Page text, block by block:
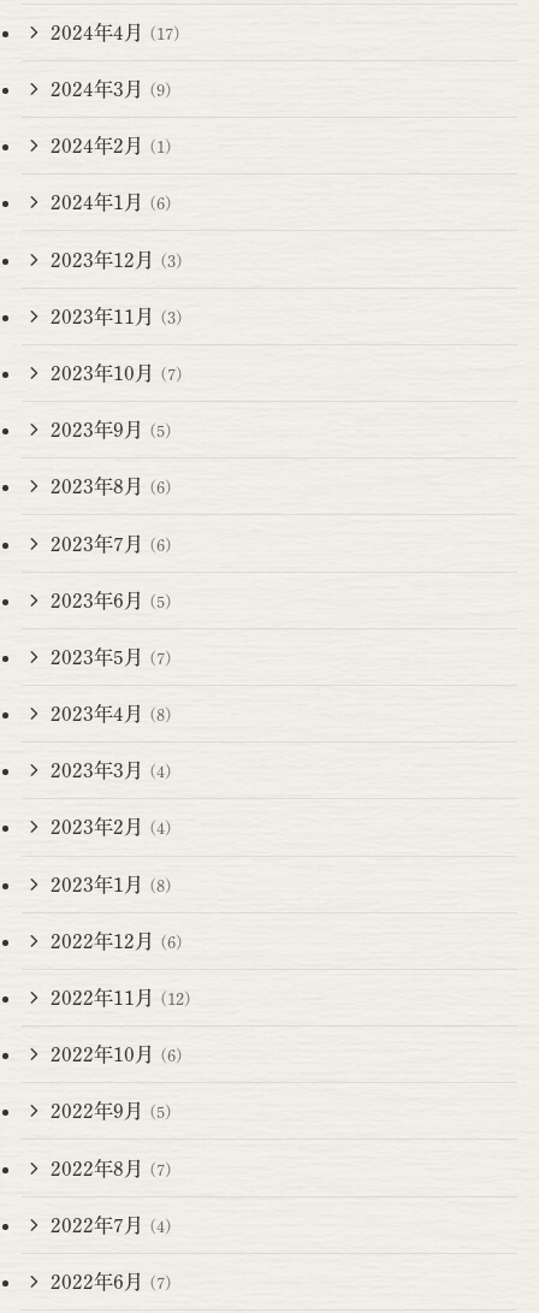
2024年4月 (17)
2024年3月 (9)
2024年2月 (1)
2024年1月 (6)
2023年12月 (3)
2023年11月 (3)
2023年10月 (7)
2023年9月 (5)
2023年8月 (6)
2023年7月 (6)
2023年6月 (5)
2023年5月 (7)
2023年4月 (8)
2023年3月 (4)
2023年2月 (4)
2023年1月 (8)
2022年12月 (6)
2022年11月 (12)
2022年10月 (6)
2022年9月 (5)
2022年8月 (7)
2022年7月 (4)
2022年6月 (7)